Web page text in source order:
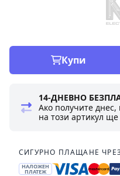
Купи
14-ДНЕВНО
Ако получите
на този артикул
СИГУРНО ПЛАЩАНЕ
НАЛОЖЕН
ПЛАТЕЖ